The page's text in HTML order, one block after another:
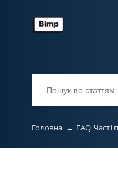
Головна → FAQ Часті